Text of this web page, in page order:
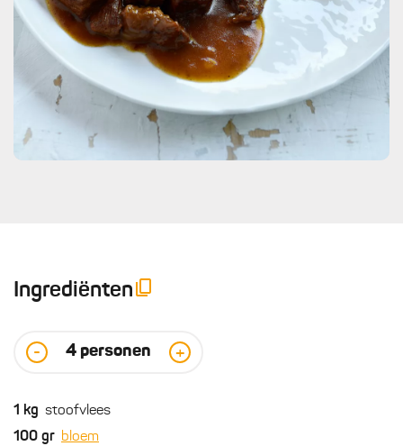
Ingrediënten
- 4 personen +
1 kg stoofvlees
100 gr bloem